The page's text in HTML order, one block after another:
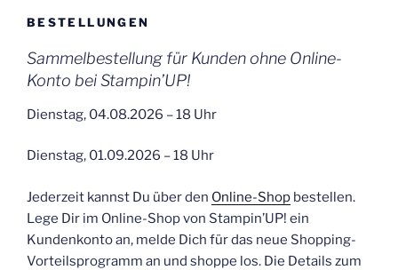
BESTELLUNGEN
Sammelbestellung für Kunden ohne Online-
Konto bei Stampin’UP!
Dienstag, 04.08.2026 – 18 Uhr
Dienstag, 01.09.2026 – 18 Uhr
Jederzeit kannst Du über den Online-Shop bestellen.
Lege Dir im Online-Shop von Stampin’UP! ein
Kundenkonto an, melde Dich für das neue Shopping-
Vorteilsprogramm an und shoppe los. Die Details zum